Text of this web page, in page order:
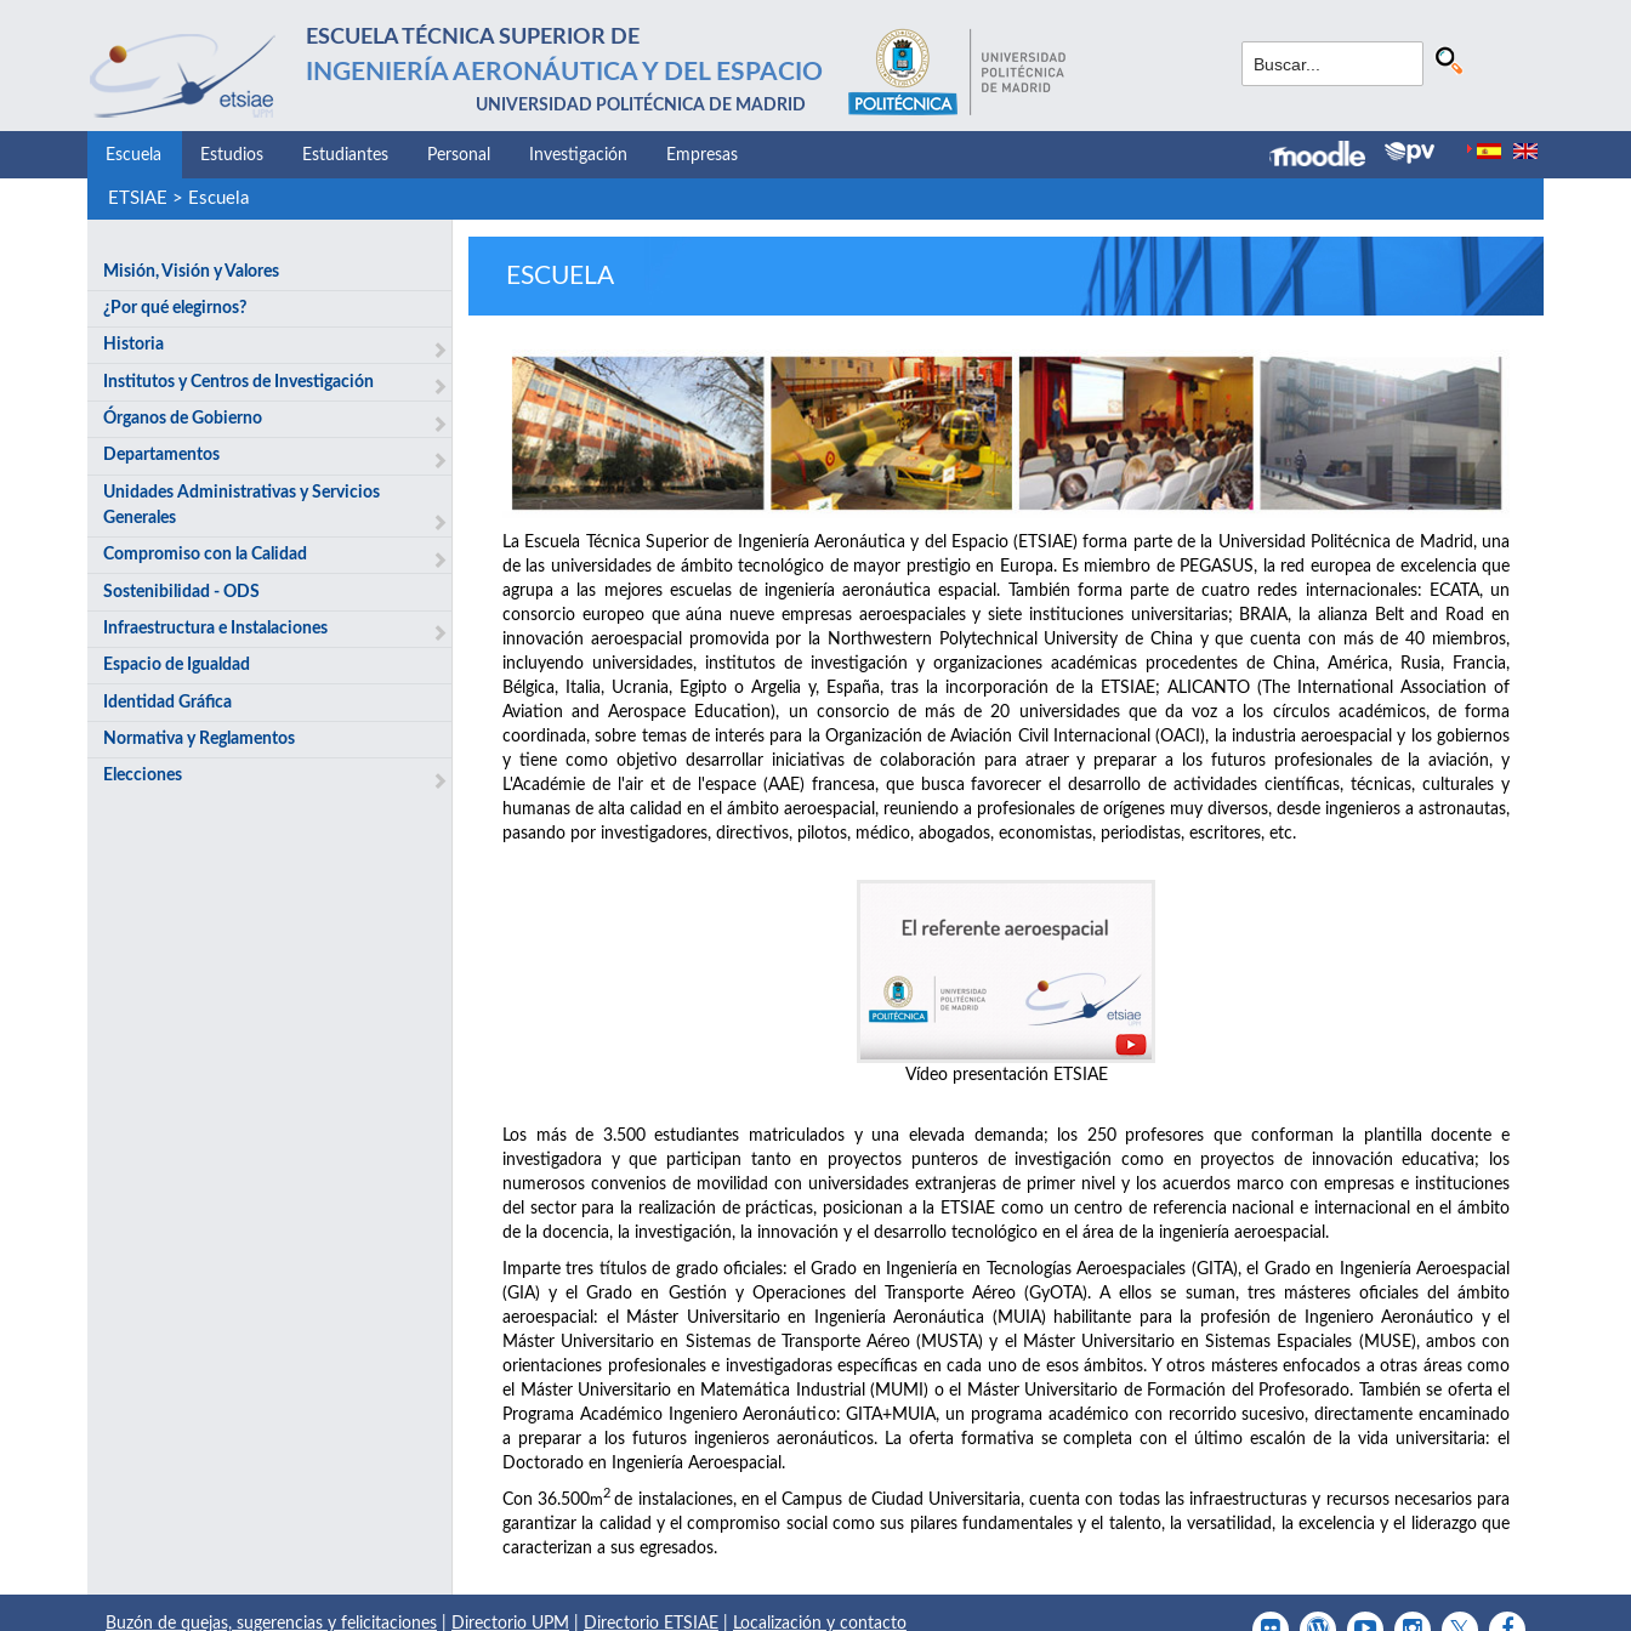
ESCUELA TÉCNICA SUPERIOR DE
INGENIERÍA AERONÁUTICA Y DEL ESPACIO
UNIVERSIDAD POLITÉCNICA DE MADRID
Escuela Estudios Estudiantes Personal Investigación Empresas
ETSIAE > Escuela
Misión, Visión y Valores
¿Por qué elegirnos?
Historia
Institutos y Centros de Investigación
Órganos de Gobierno
Departamentos
Unidades Administrativas y Servicios
Generales
Compromiso con la Calidad
Sostenibilidad - ODS
Infraestructura e Instalaciones
Espacio de Igualdad
Identidad Gráfica
Normativa y Reglamentos
Elecciones
ESCUELA
La Escuela Técnica Superior de Ingeniería Aeronáutica y del Espacio (ETSIAE) forma parte de la Universidad Politécnica de Madrid, una
de las universidades de ámbito tecnológico de mayor prestigio en Europa. Es miembro de PEGASUS, la red europea de excelencia que
agrupa a las mejores escuelas de ingeniería aeronáutica espacial. También forma parte de cuatro redes internacionales: ECATA, un
consorcio europeo que aúna nueve empresas aeroespaciales y siete instituciones universitarias; BRAIA, la alianza Belt and Road en
innovación aeroespacial promovida por la Northwestern Polytechnical University de China y que cuenta con más de 40 miembros,
incluyendo universidades, institutos de investigación y organizaciones académicas procedentes de China, América, Rusia, Francia,
Bélgica, Italia, Ucrania, Egipto o Argelia y, España, tras la incorporación de la ETSIAE; ALICANTO (The International Association of
Aviation and Aerospace Education), un consorcio de más de 20 universidades que da voz a los círculos académicos, de forma
coordinada, sobre temas de interés para la Organización de Aviación Civil Internacional (OACI), la industria aeroespacial y los gobiernos
y tiene como objetivo desarrollar iniciativas de colaboración para atraer y preparar a los futuros profesionales de la aviación, y
L'Académie de l'air et de l'espace (AAE) francesa, que busca favorecer el desarrollo de actividades científicas, técnicas, culturales y
humanas de alta calidad en el ámbito aeroespacial, reuniendo a profesionales de orígenes muy diversos, desde ingenieros a astronautas,
pasando por investigadores, directivos, pilotos, médico, abogados, economistas, periodistas, escritores, etc.
Vídeo presentación ETSIAE
Los más de 3.500 estudiantes matriculados y una elevada demanda; los 250 profesores que conforman la plantilla docente e
investigadora y que participan tanto en proyectos punteros de investigación como en proyectos de innovación educativa; los
numerosos convenios de movilidad con universidades extranjeras de primer nivel y los acuerdos marco con empresas e instituciones
del sector para la realización de prácticas, posicionan a la ETSIAE como un centro de referencia nacional e internacional en el ámbito
de la docencia, la investigación, la innovación y el desarrollo tecnológico en el área de la ingeniería aeroespacial.
Imparte tres títulos de grado oficiales: el Grado en Ingeniería en Tecnologías Aeroespaciales (GITA), el Grado en Ingeniería Aeroespacial
(GIA) y el Grado en Gestión y Operaciones del Transporte Aéreo (GyOTA). A ellos se suman, tres másteres oficiales del ámbito
aeroespacial: el Máster Universitario en Ingeniería Aeronáutica (MUIA) habilitante para la profesión de Ingeniero Aeronáutico y el
Máster Universitario en Sistemas de Transporte Aéreo (MUSTA) y el Máster Universitario en Sistemas Espaciales (MUSE), ambos con
orientaciones profesionales e investigadoras específicas en cada uno de esos ámbitos. Y otros másteres enfocados a otras áreas como
el Máster Universitario en Matemática Industrial (MUMI) o el Máster Universitario de Formación del Profesorado. También se oferta el
Programa Académico Ingeniero Aeronáutico: GITA+MUIA, un programa académico con recorrido sucesivo, directamente encaminado
a preparar a los futuros ingenieros aeronáuticos. La oferta formativa se completa con el último escalón de la vida universitaria: el
Doctorado en Ingeniería Aeroespacial.
Con 36.500m2 de instalaciones, en el Campus de Ciudad Universitaria, cuenta con todas las infraestructuras y recursos necesarios para
garantizar la calidad y el compromiso social como sus pilares fundamentales y el talento, la versatilidad, la excelencia y el liderazgo que
caracterizan a sus egresados.
Buzón de quejas, sugerencias y felicitaciones Directorio UPM Directorio ETSIAE Localización y contacto